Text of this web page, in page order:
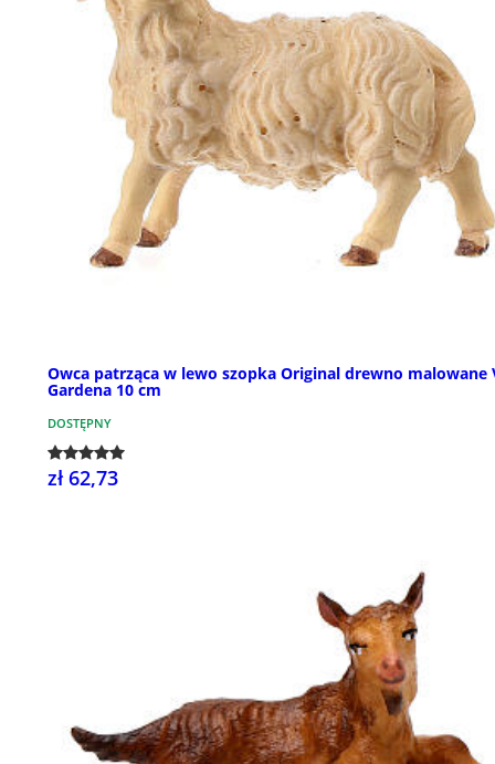
Owca patrząca w lewo szopka Original drewno malowane
Gardena 10 cm
DOSTĘPNY
zł 62,73